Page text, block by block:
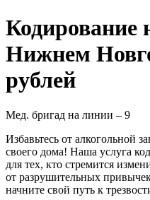
Кодирование
Нижнем
рублей
Мед. бригад на линии – 9
Избавьтесь от алкогольной
своего дома! Наша услуга
для тех, кто стремится
от разрушительных
начните свой путь к